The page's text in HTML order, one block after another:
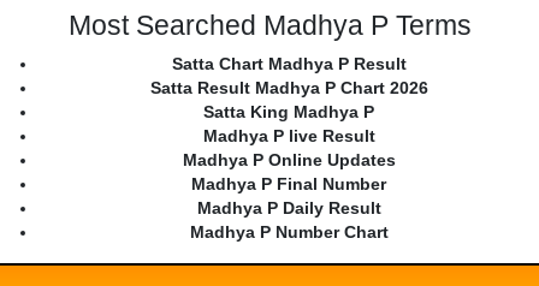
Most Searched Madhya P Terms
Satta Chart Madhya P Result
Satta Result Madhya P Chart 2026
Satta King Madhya P
Madhya P live Result
Madhya P Online Updates
Madhya P Final Number
Madhya P Daily Result
Madhya P Number Chart